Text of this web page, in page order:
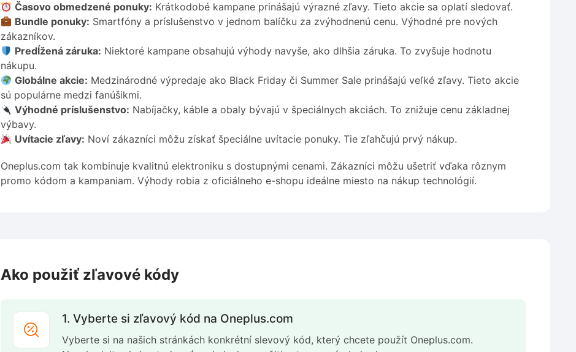
Časovo obmedzené ponuky: Krátkodobé kampane prinášajú výrazné zľavy. Tieto akcie sa oplatí sledovať.
Bundle ponuky: Smartfóny a príslušenstvo v jednom balíčku za zvýhodnenú cenu. Výhodné pre nových
zákazníkov.
Predĺžená záruka: Niektoré kampane obsahujú výhody navyše, ako dlhšia záruka. To zvyšuje hodnotu
nákupu.
Globálne akcie: Medzinárodné výpredaje ako Black Friday či Summer Sale prinášajú veľké zľavy. Tieto akcie
sú populárne medzi fanúšikmi.
Výhodné príslušenstvo: Nabíjačky, káble a obaly bývajú v špeciálnych akciách. To znižuje cenu základnej
výbavy.
Uvítacie zľavy: Noví zákazníci môžu získať špeciálne uvítacie ponuky. Tie zľahčujú prvý nákup.
Oneplus.com tak kombinuje kvalitnú elektroniku s dostupnými cenami. Zákazníci môžu ušetriť vďaka rôznym
promo kódom a kampaniam. Výhody robia z oficiálneho e-shopu ideálne miesto na nákup technológií.
Ako použiť zľavové kódy
1. Vyberte si zľavový kód na Oneplus.com
Vyberte si na našich stránkách konkrétní slevový kód, který chcete použít Oneplus.com.